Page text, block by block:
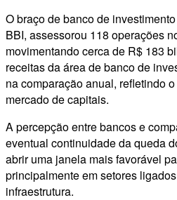
O braço de banco de
BBI, assessorou 118 operações
movimentando cerca de R$ 183
receitas da área de banco de
na comparação anual, refletindo
mercado de capitais.
A percepção entre bancos e
eventual continuidade da queda
abrir uma janela mais favorável
principalmente em setores
infraestrutura.